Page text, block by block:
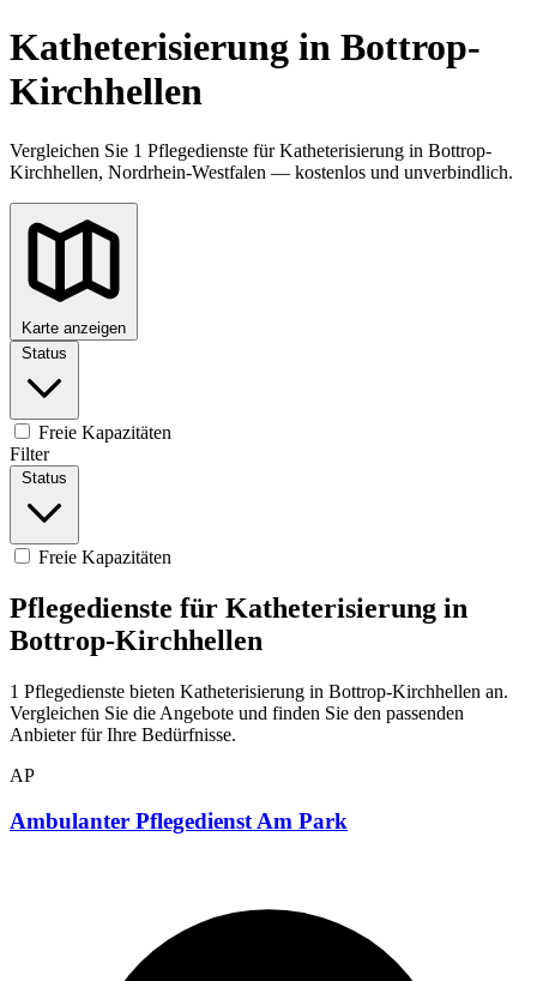
Katheterisierung in Bottrop-
Kirchhellen
Vergleichen Sie 1 Pflegedienste für Katheterisierung in Bottrop-
Kirchhellen, Nordrhein-Westfalen — kostenlos und unverbindlich.
Karte anzeigen
Status
Freie Kapazitäten
Filter
Status
Freie Kapazitäten
Pflegedienste für Katheterisierung in
Bottrop-Kirchhellen
1 Pflegedienste bieten Katheterisierung in Bottrop-Kirchhellen an.
Vergleichen Sie die Angebote und finden Sie den passenden
Anbieter für Ihre Bedürfnisse.
AP
Ambulanter Pflegedienst Am Park